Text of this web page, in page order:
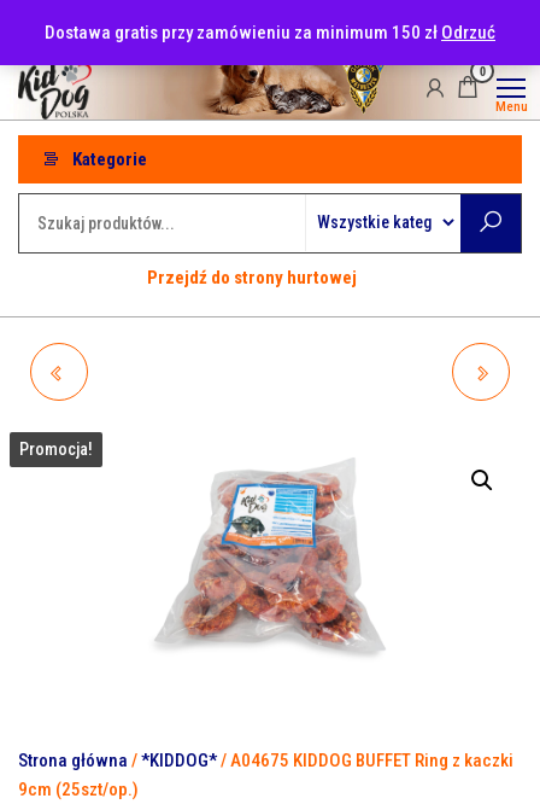
treści
Dostawa gratis przy zamówieniu za minimum 150 zł Odrzuć
0
Menu
Kategorie
Przejdź do strony hurtowej
SERCE Z MIĘSEM KACZKI I
KURCZAKA 12CM
(10SZT/OP.)
A99952 KIDDOG STOJAK
Promocja!
Strona główna /*KIDDOG*/ A04675 KIDDOG BUFFET Ring z kaczki
9cm (25szt/op.)